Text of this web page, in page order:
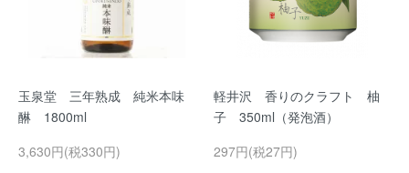
玉泉堂 三年熟成 純米本味
醂 1800ml
3,630円(税330円)
軽井沢 香りのクラフト 柚
子 350ml（発泡酒）
297円(税27円)